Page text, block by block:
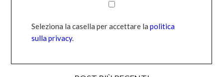
Seleziona la casella per accettare la politica
sulla privacy.